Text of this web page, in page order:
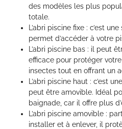
des modèles les plus
totale.
L’abri piscine fixe : c’est
permet d’accéder à votre
L’abri piscine bas : il peut
efficace pour protéger
insectes tout en offrant un
L’abri piscine haut : c’est
peut être amovible. Idéal
baignade, car il offre plus
L’abri piscine amovible :
installer et à enlever, il